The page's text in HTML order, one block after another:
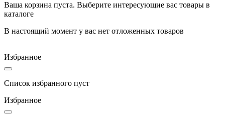
Ваша корзина пуста. Выберите интересующие вас товары в
каталоге
В настоящий момент у вас нет отложенных товаров
Избранное
Список избранного пуст
Избранное